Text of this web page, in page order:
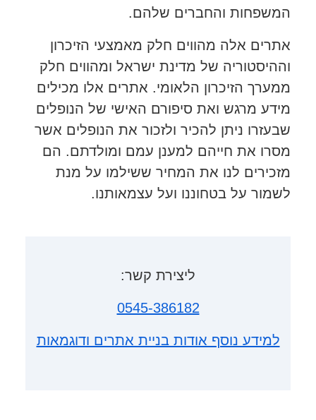
המשפחות והחברים שלהם.
אתרים אלה מהווים חלק מאמצעי הזיכרון
וההיסטוריה של מדינת ישראל ומהווים חלק
ממערך הזיכרון הלאומי. אתרים אלו מכילים
מידע מרגש ואת סיפורם האישי של הנופלים
שבעזרו ניתן להכיר ולזכור את הנופלים אשר
מסרו את חייהם למענן עמם ומולדתם. הם
מזכירים לנו את המחיר ששילמו על מנת
לשמור על בטחוננו ועל עצמאותנו.
ליצירת קשר:
0545-386182
למידע נוסף אודות בניית אתרים ודוגמאות